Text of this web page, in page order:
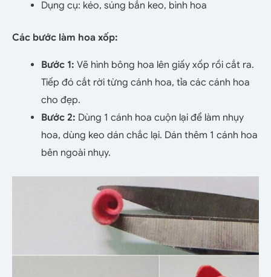
Dụng cụ: kéo, súng bắn keo, bình hoa
Các bước làm hoa xốp:
Bước 1: Vẽ hình bông hoa lên giấy xốp rồi cắt ra.
Tiếp đó cắt rời từng cánh hoa, tỉa các cánh hoa
cho đẹp.
Bước 2: Dùng 1 cánh hoa cuộn lại để làm nhụy
hoa, dùng keo dán chắc lại. Dán thêm 1 cánh hoa
bên ngoài nhụy.